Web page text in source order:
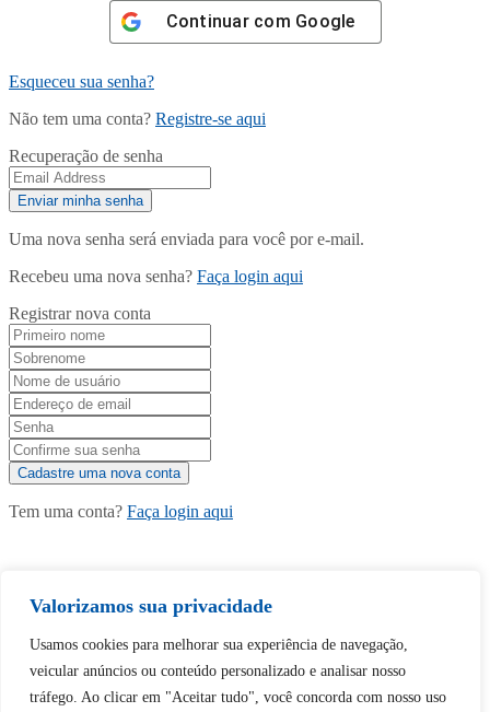
Valorizamos sua privacidade
Usamos cookies para melhorar sua experiência de navegação,
veicular anúncios ou conteúdo personalizado e analisar nosso
tráfego. Ao clicar em "Aceitar tudo", você concorda com nosso uso
Continuar com Google
Esqueceu sua senha?
Não tem uma conta? Registre-se aqui
Recuperação de senha
Uma nova senha será enviada para você por e-mail.
Recebeu uma nova senha? Faça login aqui
Registrar nova conta
Tem uma conta? Faça login aqui